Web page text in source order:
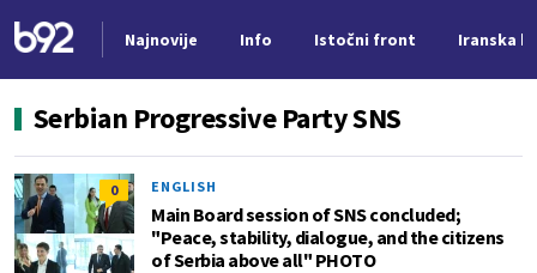
Najnovije Info Istočni front Iranska
Serbian Progressive Party SNS
0 ENGLISH
Main Board session of SNS concluded;
"Peace, stability, dialogue, and the citizens
of Serbia above all" PHOTO